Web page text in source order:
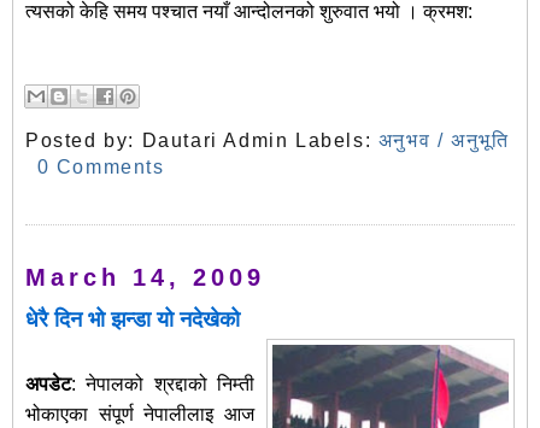
त्यसको केहि समय पश्चात नयाँ आन्दोलनको शुरुवात भयो । क्रमश:
Posted by: Dautari Admin Labels: अनुभव / अनुभूति
0 Comments
March 14, 2009
धेरै दिन भो झन्डा यो नदेखेको
अपडेट: नेपालको श्रद्दाको निम्ती
भोकाएका संपूर्ण नेपालीलाइ आज